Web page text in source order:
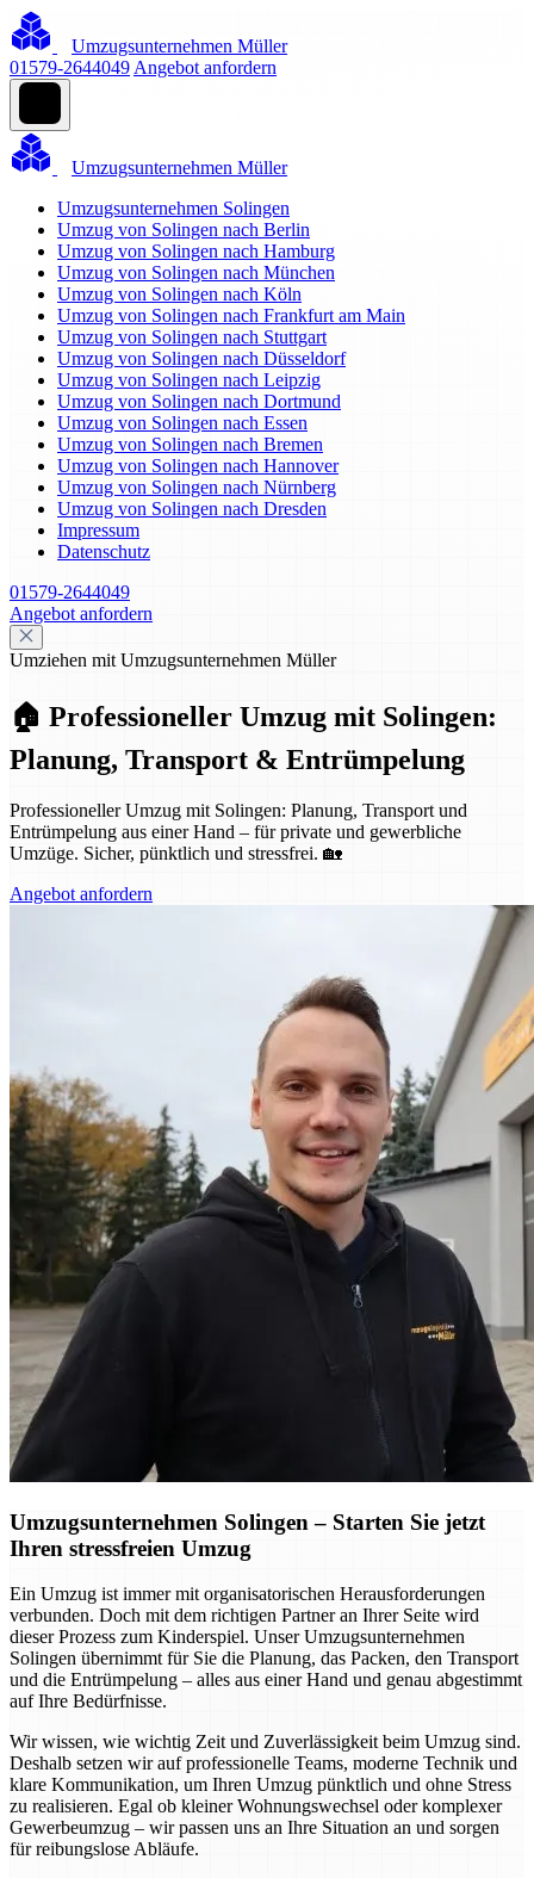
Umzugsunternehmen Müller
01579-2644049 Angebot anfordern
Umzugsunternehmen Müller
Umzugsunternehmen Solingen
Umzug von Solingen nach Berlin
Umzug von Solingen nach Hamburg
Umzug von Solingen nach München
Umzug von Solingen nach Köln
Umzug von Solingen nach Frankfurt am Main
Umzug von Solingen nach Stuttgart
Umzug von Solingen nach Düsseldorf
Umzug von Solingen nach Leipzig
Umzug von Solingen nach Dortmund
Umzug von Solingen nach Essen
Umzug von Solingen nach Bremen
Umzug von Solingen nach Hannover
Umzug von Solingen nach Nürnberg
Umzug von Solingen nach Dresden
Impressum
Datenschutz
01579-2644049
Angebot anfordern
Umziehen mit Umzugsunternehmen Müller
🏠 Professioneller Umzug mit Solingen:
Planung, Transport & Entrümpelung
Professioneller Umzug mit Solingen: Planung, Transport und
Entrümpelung aus einer Hand – für private und gewerbliche
Umzüge. Sicher, pünktlich und stressfrei. 🏡
Angebot anfordern
Umzugsunternehmen Solingen – Starten Sie jetzt
Ihren stressfreien Umzug
Ein Umzug ist immer mit organisatorischen Herausforderungen
verbunden. Doch mit dem richtigen Partner an Ihrer Seite wird
dieser Prozess zum Kinderspiel. Unser Umzugsunternehmen
Solingen übernimmt für Sie die Planung, das Packen, den Transport
und die Entrümpelung – alles aus einer Hand und genau abgestimmt
auf Ihre Bedürfnisse.
Wir wissen, wie wichtig Zeit und Zuverlässigkeit beim Umzug sind.
Deshalb setzen wir auf professionelle Teams, moderne Technik und
klare Kommunikation, um Ihren Umzug pünktlich und ohne Stress
zu realisieren. Egal ob kleiner Wohnungswechsel oder komplexer
Gewerbeumzug – wir passen uns an Ihre Situation an und sorgen
für reibungslose Abläufe.